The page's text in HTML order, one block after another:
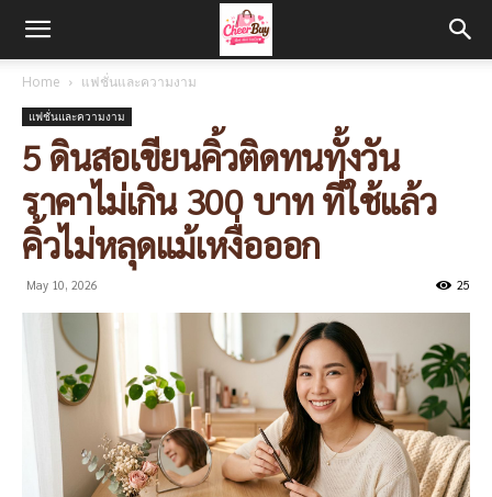
Home แฟชั่นและความงาม
แฟชั่นและความงาม
5 ดินสอเขียนคิ้วติดทนทั้งวัน
ราคาไม่เกิน 300 บาท ที่ใช้แล้ว
คิ้วไม่หลุดแม้เหงื่อออก
May 10, 2026 25